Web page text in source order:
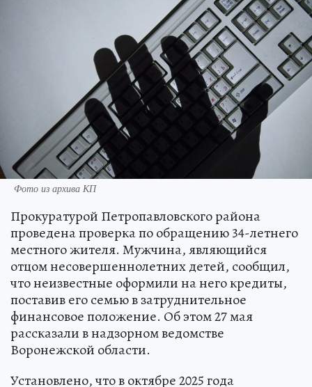
Фото из архива КП
Прокуратурой Петропавловского района
проведена проверка по обращению 34-летнего
местного жителя. Мужчина, являющийся
отцом несовершеннолетних детей, сообщил,
что неизвестные оформили на него кредиты,
поставив его семью в затруднительное
финансовое положение. Об этом 27 мая
рассказали в надзорном ведомстве
Воронежской области.
Установлено, что в октябре 2025 года